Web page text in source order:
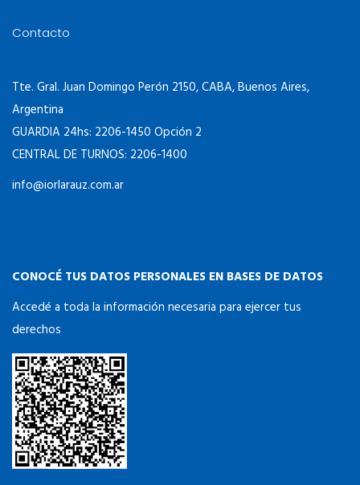
Contacto
Tte. Gral. Juan Domingo Perón 2150, CABA, Buenos Aires,
Argentina
GUARDIA 24hs: 2206-1450 Opción 2
CENTRAL DE TURNOS: 2206-1400
info@iorlarauz.com.ar
CONOCÉ TUS DATOS PERSONALES EN BASES DE DATOS
Accedé a toda la información necesaria para ejercer tus
derechos